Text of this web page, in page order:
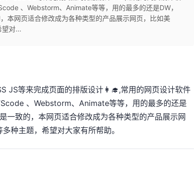
、Webstorm、Animate等等，用的最多的还是DW，
本网页适合修改成为各种类型的产品展示网页，比如美
望对...
JS等来完成页面的排版设计👩‍🎓,常用的网页设计软件
、Webstorm、Animate等等，用的最多的还是
一致的，本网页适合修改成为各种类型的产品展示网
种主题，希望对大家有所帮助。